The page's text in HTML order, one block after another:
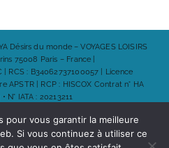
Désirs du monde – VOYAGES LOISIRS
75008 Paris – France |
RCS : B34062737100057 | Licence
APSTR | RCP : HISCOX Contrat n° HA
N° IATA : 20213211
© Copyright 2024
pour vous garantir la meilleure
Si vous continuez à utiliser ce